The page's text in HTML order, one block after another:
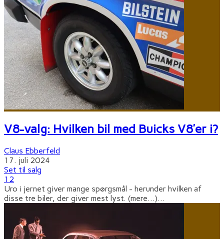
V8-valg: Hvilken bil med Buicks V8’er i?
Claus Ebberfeld
17. juli 2024
Set til salg
12
Uro i jernet giver mange spørgsmål - herunder hvilken af
disse tre biler, der giver mest lyst. (mere…)...